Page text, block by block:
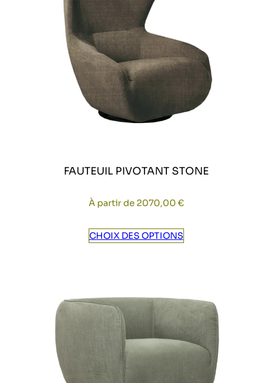
FAUTEUIL PIVOTANT STONE
À partir de 2070,00 €
CHOIX DES OPTIONS